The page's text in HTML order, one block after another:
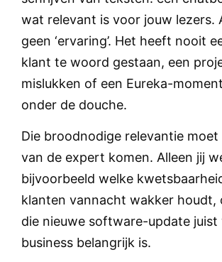
wat relevant is voor jouw lezers.
geen ‘ervaring’. Het heeft nooit
klant te woord gestaan, een
mislukken of een Eureka-
onder de douche.
Die broodnodige relevantie moet
van de expert komen. Alleen jij
bijvoorbeeld welke
klanten vannacht wakker houdt,
die nieuwe software-update juist
business belangrijk is.